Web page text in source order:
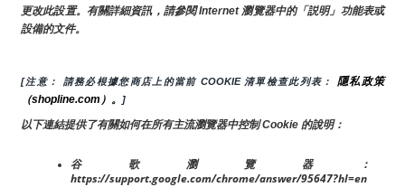
更改此設置。有關詳細資訊，請參閱 Internet 瀏覽器中的「説明」功能表或
設備的文件。
[注意： 請務必根據您商店上的當前 COOKIE 清單檢查此列表： 隱私政策
（shopline.com）。
]
以下連結提供了有關如何在所有主流瀏覽器中控制 Cookie 的說明：
谷歌瀏覽器：
https://support.google.com/chrome/answer/95647?hl=en